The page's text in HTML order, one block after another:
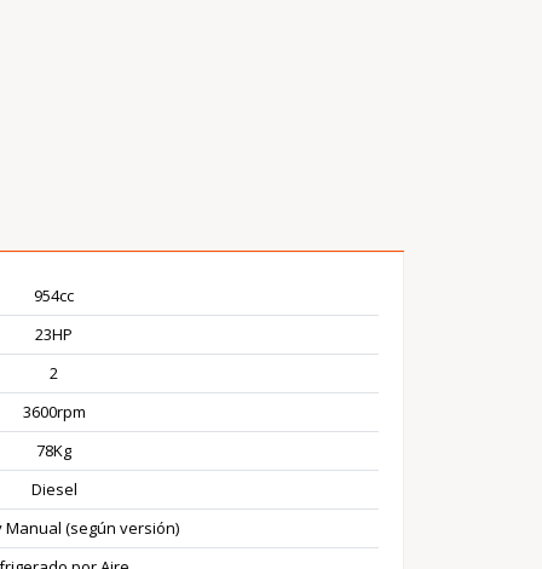
954cc
23HP
2
3600rpm
78Kg
Diesel
Manual (según versión)